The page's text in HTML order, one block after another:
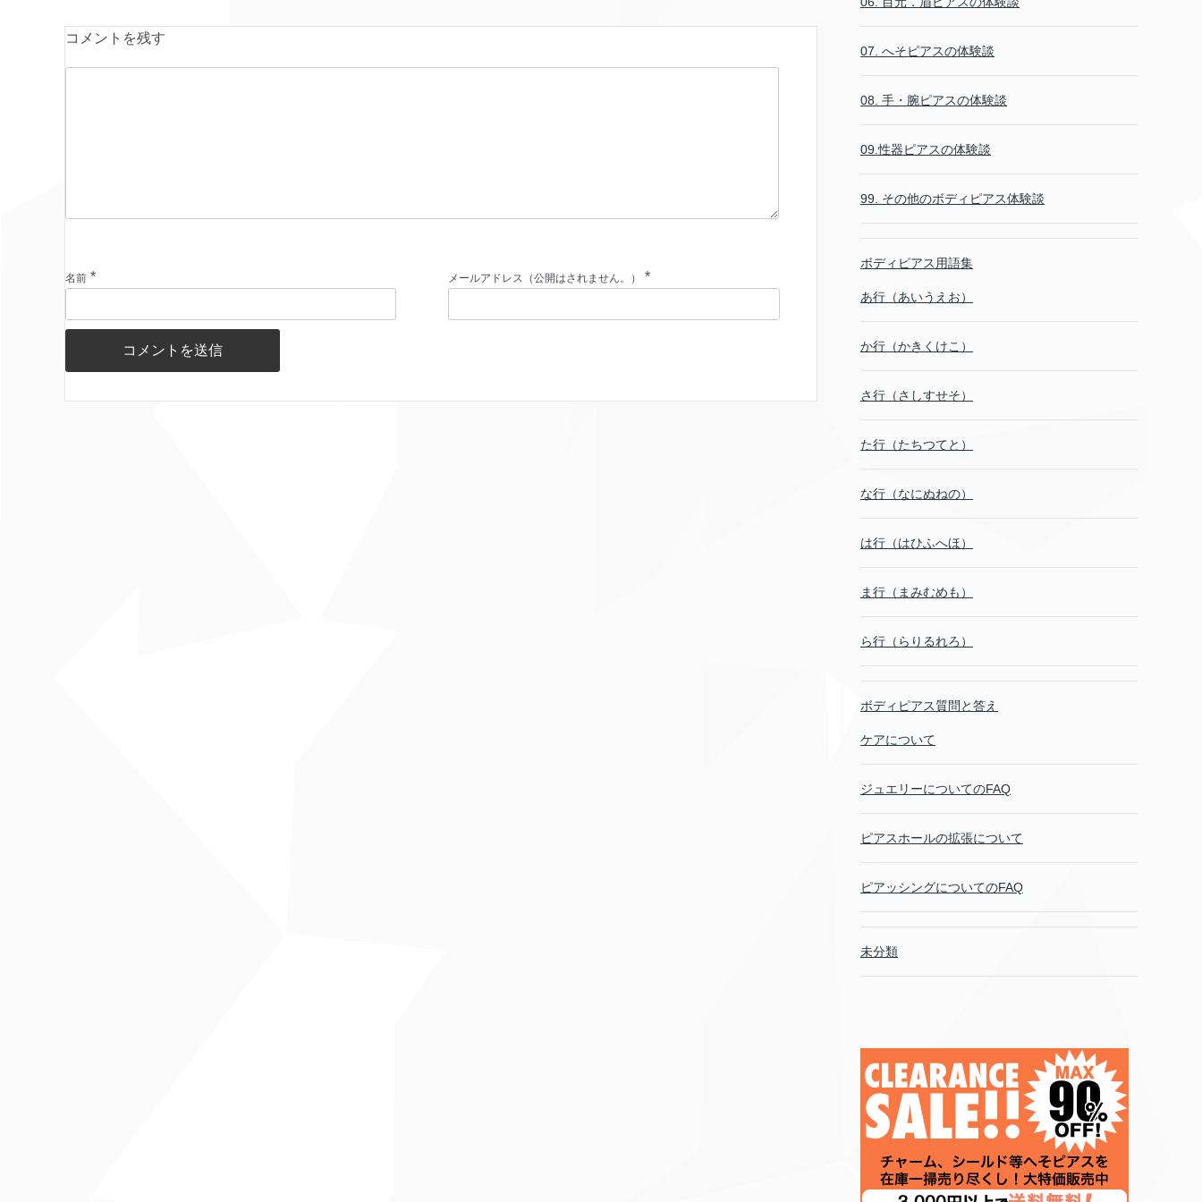
コメントを残す
名前 * メールアドレス（公開はされません。） *
07. へそピアスの体験談
08. 手・腕ピアスの体験談
09.性器ピアスの体験談
99. その他のボディピアス体験談
ボディピアス用語集
あ行（あいうえお）
か行（かきくけこ）
さ行（さしすせそ）
た行（たちつてと）
な行（なにぬねの）
は行（はひふへほ）
ま行（まみむめも）
ら行（らりるれろ）
ボディピアス質問と答え
ケアについて
ジュエリーについてのFAQ
ピアスホールの拡張について
ピアッシングについてのFAQ
未分類